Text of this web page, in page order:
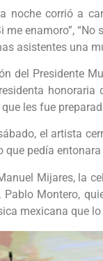
noche corrió a
enamoro”, “No
asistentes una
del Presidente
les fue
el artista
que pedía
Mijares, la
Pablo Montero,
mexicana que